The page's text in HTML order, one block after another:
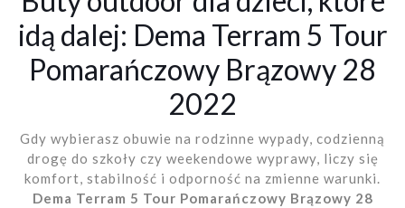
idą dalej: Dema Terram 5 Tour
Pomarańczowy Brązowy 28
2022
Gdy wybierasz obuwie na rodzinne wypady, codzienną
drogę do szkoły czy weekendowe wyprawy, liczy się
komfort, stabilność i odporność na zmienne warunki.
Dema Terram 5 Tour Pomarańczowy Brązowy 28